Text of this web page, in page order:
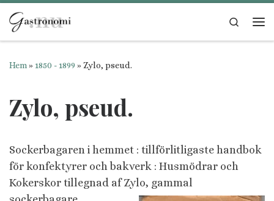
Hoppa till innehåll
Search
Hem »1850 - 1899 »Zylo, pseud.
Zylo, pseud.
Sockerbagaren i hemmet : tillförlitligaste handbok
för konfektyrer och bakverk : Husmödrar och
Kokerskor tillegnad afZylo, gammal